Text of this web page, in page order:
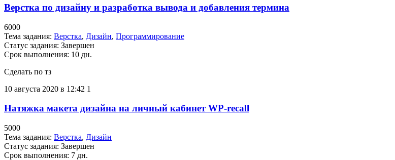
Верстка по дизайну и разработка вывода и добавления термина
6000
Тема задания: Верстка, Дизайн, Программирование
Статус задания: Завершен
Срок выполнения: 10 дн.
Сделать по тз
10 августа 2020 в 12:42 1
Натяжка макета дизайна на личный кабинет WP-recall
5000
Тема задания: Верстка, Дизайн
Статус задания: Завершен
Срок выполнения: 7 дн.